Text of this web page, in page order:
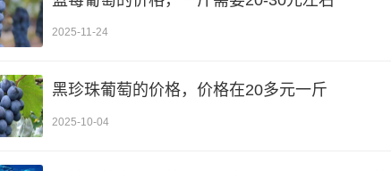
2025-11-24
黑珍珠葡萄的价格，价格在20多元一斤
2025-10-04